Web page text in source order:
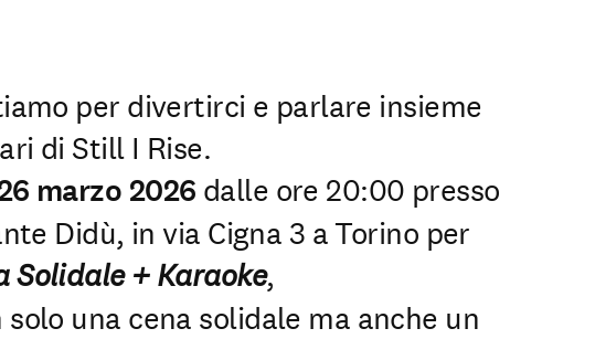
per divertirci e parlare insieme
di Still I Rise.
marzo 2026 dalle ore 20:00 presso
Didù, in via Cigna 3 a Torino per
Solidale + Karaoke,
solo una cena solidale ma anche un